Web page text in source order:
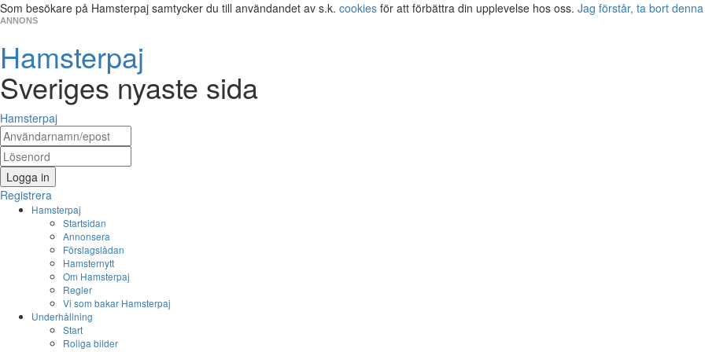
Som besökare på Hamsterpaj samtycker du till användandet av s.k. cookies för att förbättra din upplevelse hos oss. Jag förstår, ta bort
ANNONS
Hamsterpaj
Sveriges nyaste sida
Hamsterpaj
Logga in
Registrera
Hamsterpaj
Startsidan
Annonsera
Förslagslådan
Hamsternytt
Om Hamsterpaj
Regler
Vi som bakar Hamsterpaj
Underhållning
Start
Roliga bilder